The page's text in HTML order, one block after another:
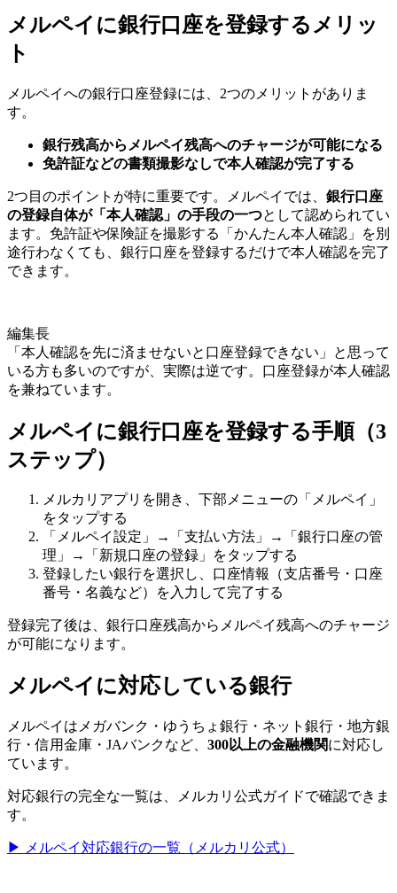
メルペイに銀行口座を登録するメリッ
ト
メルペイへの銀行口座登録には、2つのメリットがありま
す。
銀行残高からメルペイ残高へのチャージが可能になる
免許証などの書類撮影なしで本人確認が完了する
2つ目のポイントが特に重要です。メルペイでは、 銀行口座
の登録自体が「本人確認」の手段の一つとして認められてい
ます。免許証や保険証を撮影する「かんたん本人確認」を別
途行わなくても、銀行口座を登録するだけで本人確認を完了
できます。
編集長
「本人確認を先に済ませないと口座登録できない」と思って
いる方も多いのですが、実際は逆です。口座登録が本人確認
を兼ねています。
メルペイに銀行口座を登録する手順（3
ステップ）
メルカリアプリを開き、下部メニューの「メルペイ」
をタップする
「メルペイ設定」→「支払い方法」→「銀行口座の管
理」→「新規口座の登録」をタップする
登録したい銀行を選択し、口座情報（支店番号・口座
番号・名義など）を入力して完了する
登録完了後は、銀行口座残高からメルペイ残高へのチャージ
が可能になります。
メルペイに対応している銀行
メルペイはメガバンク・ゆうちょ銀行・ネット銀行・地方銀
行・信用金庫・JAバンクなど、 300以上の金融機関に対応し
ています。
対応銀行の完全な一覧は、メルカリ公式ガイドで確認できま
す。
▶︎ メルペイ対応銀行の一覧（メルカリ公式）